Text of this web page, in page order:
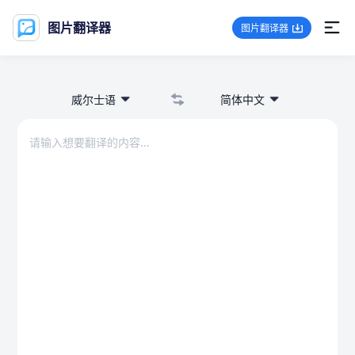
图片翻译器 图片翻译器
威尔士语 简体中文